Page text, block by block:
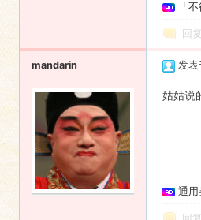
「
回复
mandarin 发
姑姑说
通用